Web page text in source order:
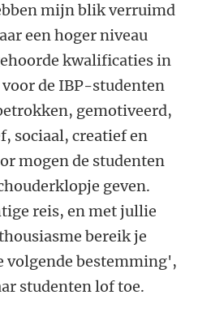
mijn blik verruimd
een hoger niveau
kwalificaties in
de IBP-studenten
gemotiveerd,
sociaal, creatief en
mogen de studenten
geven.
reis, en met jullie
bereik je
volgende bestemming',
studenten lof toe.